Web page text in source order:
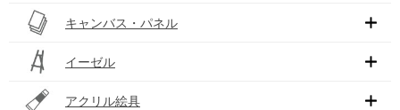
キャンバス・パネル
イーゼル
アクリル絵具